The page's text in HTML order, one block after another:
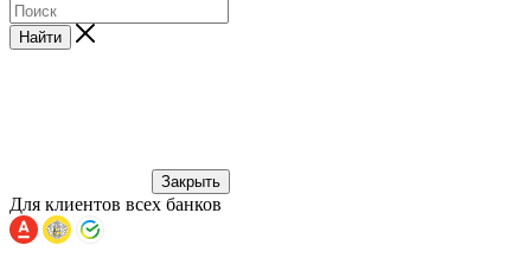
Найти
Закрыть
Для клиентов всех банков